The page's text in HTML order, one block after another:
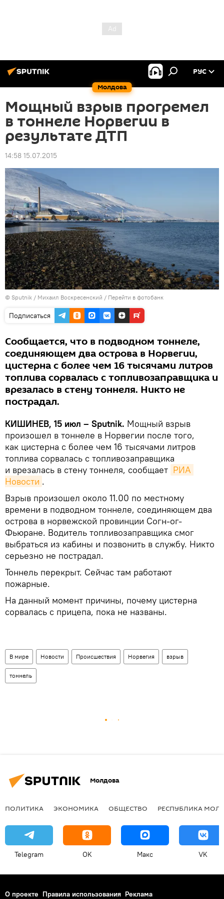
Молдова
РУС
Мощный взрыв прогремел
в тоннеле Норвегии в
результате ДТП
14:58 15.07.2015
© Sputnik / Михаил Воскресенский / Перейти в фотобанк
Подписаться
Сообщается, что в подводном тоннеле,
соединяющем два острова в Норвегии,
цистерна с более чем 16 тысячами литров
топлива сорвалась с топливозаправщика и
врезалась в стену тоннеля. Никто не
пострадал.
КИШИНЕВ, 15 июл – Sputnik. Мощный взрыв
произошел в тоннеле в Норвегии после того,
как цистерна с более чем 16 тысячами литров
топлива сорвалась с топливозаправщика
и врезалась в стену тоннеля, сообщает РИА
Новости .
Взрыв произошел около 11.00 по местному
времени в подводном тоннеле, соединяющем два
острова в норвежской провинции Согн-ог-
Фьюране. Водитель топливозаправщика смог
выбраться из кабины и позвонить в службу. Никто
серьезно не пострадал.
Тоннель перекрыт. Сейчас там работают
пожарные.
На данный момент причины, почему цистерна
сорвалась с прицепа, пока не названы.
В мире Новости Происшествия Норвегия взрыв
тоннель
Молдова
ПОЛИТИКА ЭКОНОМИКА ОБЩЕСТВО РЕСПУБЛИКА
Telegram OK Макс VK
О проекте Правила использования Реклама